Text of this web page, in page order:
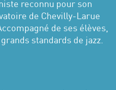
reconnu pour son
de Chevilly-Larue
de ses élèves,
standards de jazz.